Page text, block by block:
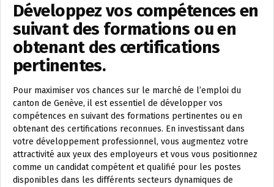
Développez vos compétences en
suivant des formations ou en
obtenant des certifications
pertinentes.
Pour maximiser vos chances sur le marché de l’emploi du
canton de Genève, il est essentiel de développer vos
compétences en suivant des formations pertinentes ou en
obtenant des certifications reconnues. En investissant dans
votre développement professionnel, vous augmentez votre
attractivité aux yeux des employeurs et vous vous positionnez
comme un candidat compétent et qualifié pour les postes
disponibles dans les différents secteurs dynamiques de